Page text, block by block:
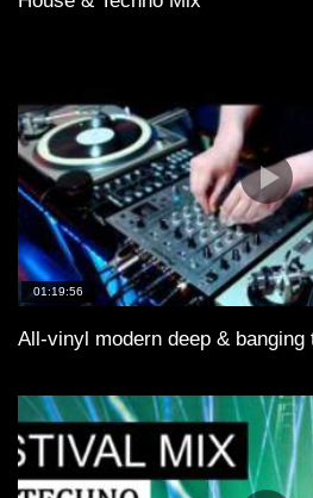
01:19:56
All-vinyl modern deep & banging